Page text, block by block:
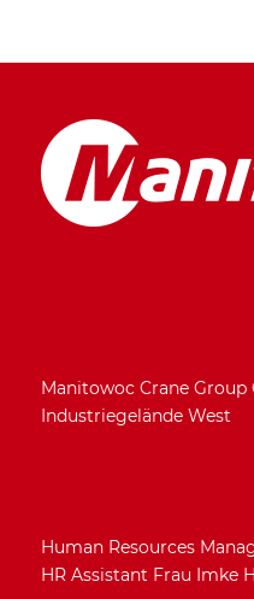
Manitowoc Crane Group
Industriegelände West
Human Resources
HR Assistant Frau Imke